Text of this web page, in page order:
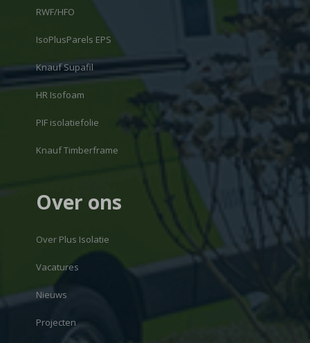
RWF/HFO
IsoPlusParels EPS
Knauf Supafil
HR Isofoam
PIF isolatiefolie
Knauf Timberframe
Over ons
Over Plus Isolatie
Vacatures
Nieuws
Projecten